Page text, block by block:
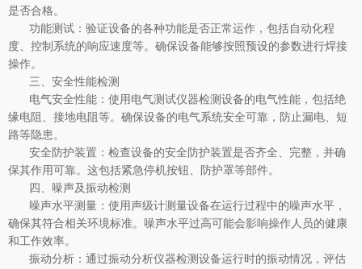
是否合格。
功能测试：验证设备的各种功能是否正常运作，包括自动化程
度、控制系统的响应速度等。确保设备能够按照预设的参数进行焊接
操作。
三、安全性能检测
电气安全性能：使用电气测试仪器检测设备的电气性能，包括绝
缘电阻、接地电阻等。确保设备的电气系统安全可靠，防止漏电、短
路等隐患。
安全防护装置：检查设备的安全防护装置是否齐全、完整，并确
保其作用可靠。这包括紧急停机按钮、防护罩等部件。
四、噪声及振动检测
噪声水平测量：使用声级计测量设备在运行过程中的噪声水平，
确保其符合相关环境标准。噪声水平过高可能会影响操作人员的健康
和工作效率。
振动分析：通过振动分析仪器检测设备运行时的振动情况，评估